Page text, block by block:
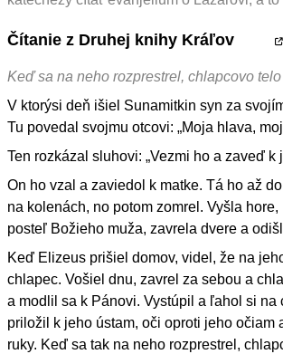
Čítanie z Druhej knihy Kráľov
Keď sa na neho rozprestrel, chlapcovo
V ktorýsi deň išiel Sunamitkin syn za
Tu povedal svojmu otcovi: „Moja hlava,
Ten rozkázal sluhovi: „Vezmi ho a zaveď k
On ho vzal a zaviedol k matke. Tá ho až
na kolenách, no potom zomrel. Vyšla
posteľ Božieho muža, zavrela dvere a
Keď Elizeus prišiel domov, videl, že na
chlapec. Vošiel dnu, zavrel za sebou a
a modlil sa k Pánovi. Vystúpil a ľahol si na
priložil k jeho ústam, oči oproti jeho očiam
ruky. Keď sa tak na neho rozprestrel,